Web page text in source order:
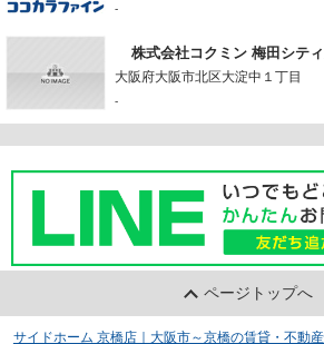
-
株式会社コクミン 梅田シテ
大阪府大阪市北区大淀中１丁目
-
ページトップへ
サイドホーム 京橋店｜大阪市～京橋の賃貸・不動